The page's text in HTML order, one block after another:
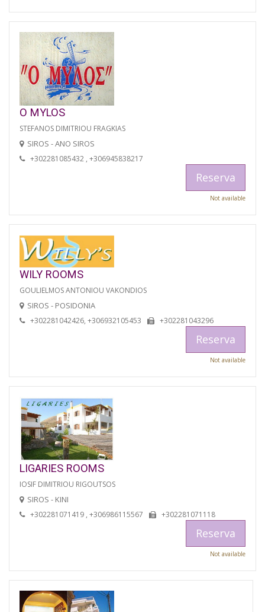
O MYLOS
STEFANOS DIMITRIOU FRAGKIAS
SIROS - ANO SIROS
+302281085432 , +306945838217
Reserva
Not available
WILY ROOMS
GOULIELMOS ANTONIOU VAKONDIOS
SIROS - POSIDONIA
+302281042426, +306932105453 +302281043296
Reserva
Not available
LIGARIES ROOMS
IOSIF DIMITRIOU RIGOUTSOS
SIROS - KINI
+302281071419 , +306986115567 +302281071118
Reserva
Not available